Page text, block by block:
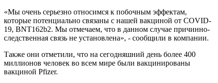
«Мы очень серьезно относимся к побочным эффектам,
которые потенциально связаны с нашей вакциной от COVID-
19, BNT162b2. Мы отмечаем, что в данном случае причинно-
следственная связь не установлена», - сообщили в компании.
Также они отметили, что на сегодняшний день более 400
миллионов человек во всем мире были вакцинированы
вакциной Pfizer.